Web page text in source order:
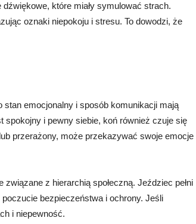
które miały symulować strach.
oznaki niepokoju i stresu. To dowodzi, że
emocjonalny i sposób komunikacji mają
spokojny i pewny siebie, koń również czuje się
przerażony, może przekazywać swoje emocje
z hierarchią społeczną. Jeździec pełni
bezpieczeństwa i ochrony. Jeśli
i niepewność.